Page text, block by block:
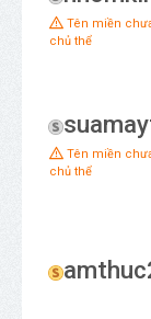
Tên miền
chủ thể
Tên miền
chủ thể